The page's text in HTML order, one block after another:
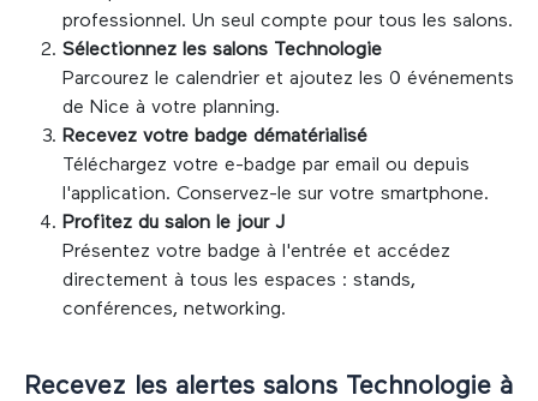
professionnel. Un seul compte pour tous les salons.
Sélectionnez les salons Technologie
Parcourez le calendrier et ajoutez les 0 événements
de Nice à votre planning.
Recevez votre badge dématérialisé
Téléchargez votre e-badge par email ou depuis
l'application. Conservez-le sur votre smartphone.
Profitez du salon le jour J
Présentez votre badge à l'entrée et accédez
directement à tous les espaces : stands,
conférences, networking.
Recevez les alertes salons Technologie à